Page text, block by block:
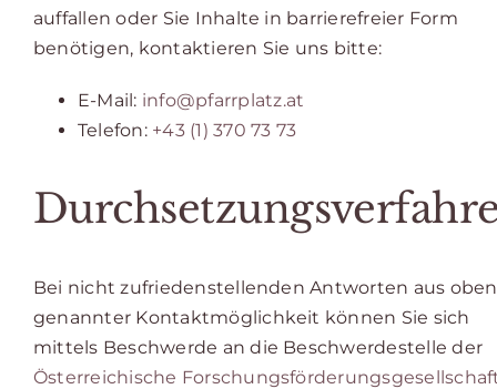
auffallen oder Sie Inhalte in barrierefreier Form
benötigen, kontaktieren Sie uns bitte:
E-Mail: info@pfarrplatz.at
Telefon: +43 (1) 370 73 73
Bei nicht zufriedenstellenden Antworten aus oben
genannter Kontaktmöglichkeit können Sie sich
mittels Beschwerde an die Beschwerdestelle der
Österreichische